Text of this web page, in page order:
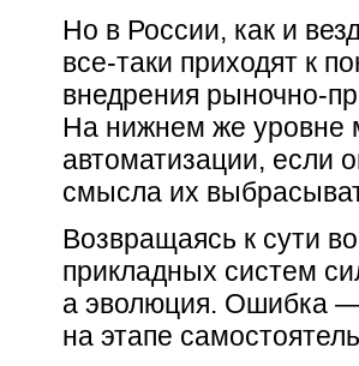
Но в России, как и
все-таки приходят к
внедрения рыночно-
На нижнем же уровне
автоматизации, если
смысла их
Возвращаясь к сути
прикладных систем
а эволюция. Ошибка —
на этапе